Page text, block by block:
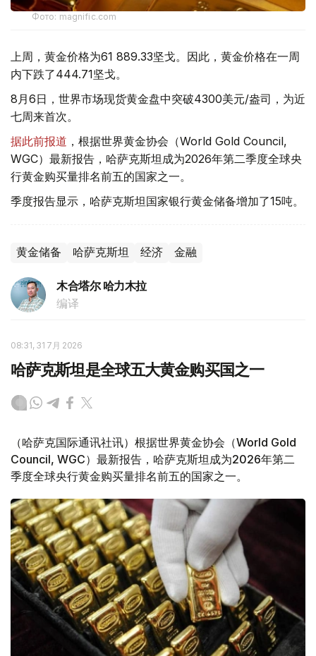
Фото: magnific.com
上周，黄金价格为61 889.33坚戈。因此，黄金价格在一周
内下跌了444.71坚戈。
8月6日，世界市场现货黄金盘中突破4300美元/盎司，为近
七周来首次。
据此前报道 ，根据世界黄金协会（World Gold Council,
WGC）最新报告，哈萨克斯坦成为2026年第二季度全球央
行黄金购买量排名前五的国家之一。
季度报告显示，哈萨克斯坦国家银行黄金储备增加了15吨。
黄金储备 哈萨克斯坦 经济 金融
木合塔尔 哈力木拉
编译
08:31, 31 7月 2026
哈萨克斯坦是全球五大黄金购买国之一
（哈萨克国际通讯社讯）根据世界黄金协会（World Gold
Council, WGC）最新报告，哈萨克斯坦成为2026年第二
季度全球央行黄金购买量排名前五的国家之一。